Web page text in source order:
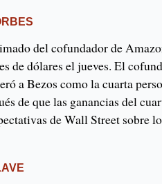
del cofundador de
de dólares el jueves. El
a Bezos como la cuarta
de que las ganancias del
de Wall Street sobre